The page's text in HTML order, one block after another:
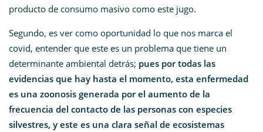
producto de consumo masivo como este jugo.
Segundo, es ver como oportunidad lo que nos marca el
covid, entender que este es un problema que tiene un
determinante ambiental detrás; pues por todas las
evidencias que hay hasta el momento, esta enfermedad
es una zoonosis generada por el aumento de la
frecuencia del contacto de las personas con especies
silvestres, y este es una clara señal de ecosistemas